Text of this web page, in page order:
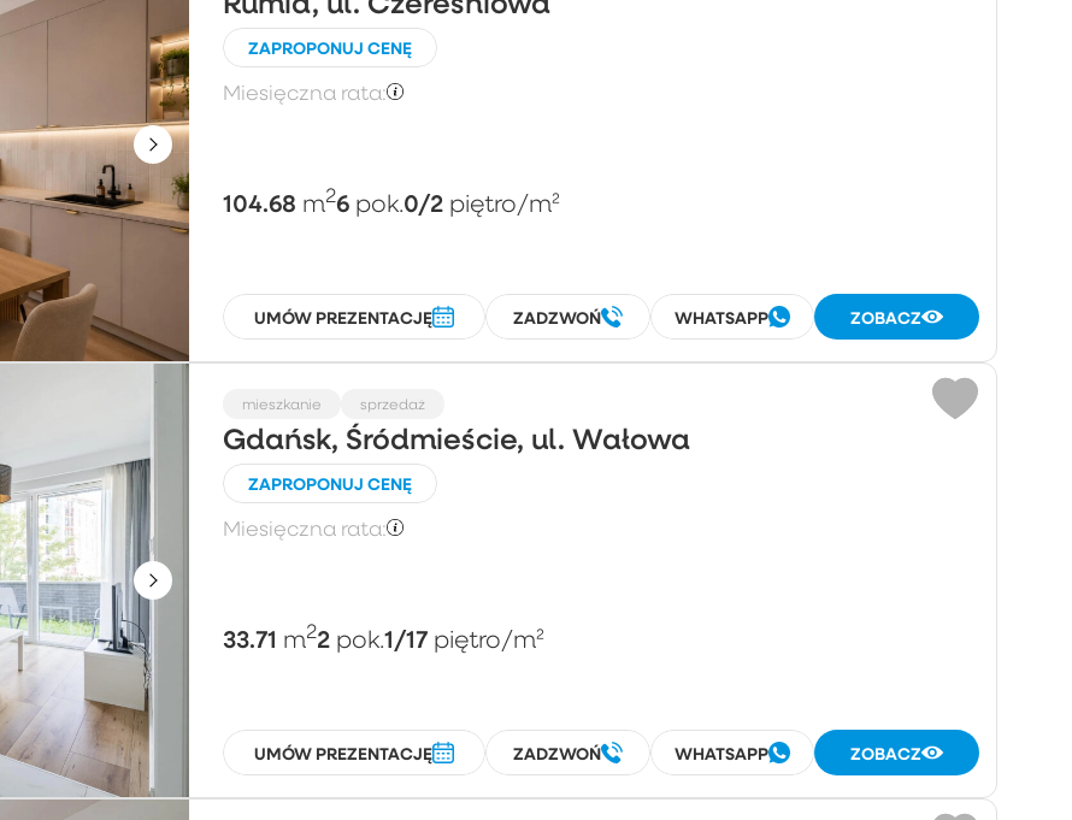
ZAPROPONUJ CENĘ
Miesięczna rata:
104.68 m26 pok.0/2 piętro/m²
UMÓW PREZENTACJĘ ZADZWOŃ WHATSAPP ZOBACZ
mieszkanie sprzedaż
Gdańsk, Śródmieście, ul. Wałowa
ZAPROPONUJ CENĘ
Miesięczna rata:
33.71 m22 pok.1/17 piętro/m²
UMÓW PREZENTACJĘ ZADZWOŃ WHATSAPP ZOBACZ